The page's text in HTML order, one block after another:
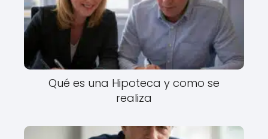
Qué es una Hipoteca y como se
realiza